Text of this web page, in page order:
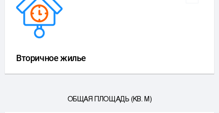
Вторичное жилье
ОБЩАЯ ПЛОЩАДЬ (КВ. М)